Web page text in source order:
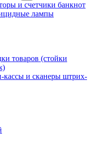
и счетчики банкнот
лампы
товаров (стойки
кассы и сканеры штрих-